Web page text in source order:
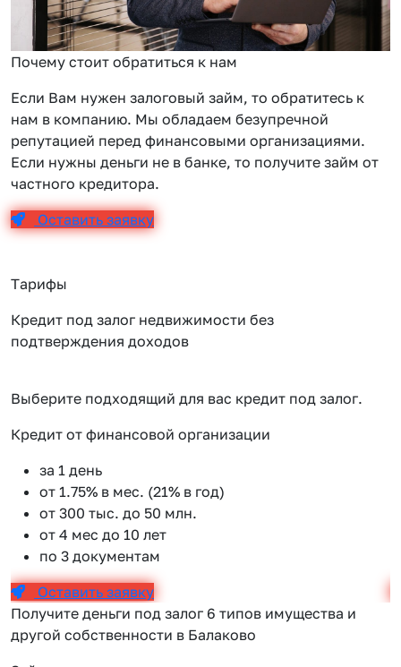
Почему стоит обратиться к нам
Если Вам нужен залоговый займ, то обратитесь к
нам в компанию. Мы обладаем безупречной
репутацией перед финансовыми организациями.
Если нужны деньги не в банке, то получите займ от
частного кредитора.
Оставить заявку
Тарифы
Кредит под залог недвижимости без
подтверждения доходов
Выберите подходящий для вас кредит под залог.
Кредит от финансовой организации
за 1 день
от 1.75% в мес. (21% в год)
от 300 тыс. до 50 млн.
от 4 мес до 10 лет
по 3 документам
Оставить заявку
Получите деньги под залог 6 типов имущества и
другой собственности в Балаково